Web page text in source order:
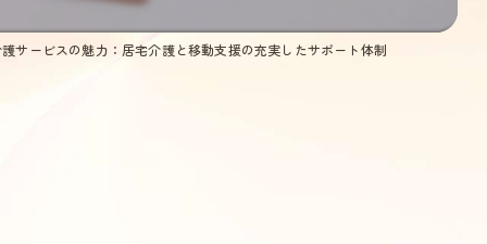
サービスの魅力：居宅介護と移動支援の充実したサポート体制